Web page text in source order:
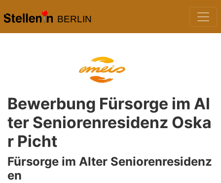
BERLIN
Bewerbung Fürsorge im Al
ter Seniorenresidenz Oska
r Picht
Fürsorge im Alter Seniorenresidenz
en